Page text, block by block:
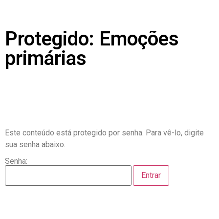
Protegido: Emoções
primárias
Este conteúdo está protegido por senha. Para vê-lo, digite
sua senha abaixo.
Senha: